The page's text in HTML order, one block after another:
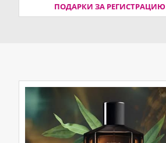
ПОДАРКИ ЗА РЕГИСТРАЦИЮ